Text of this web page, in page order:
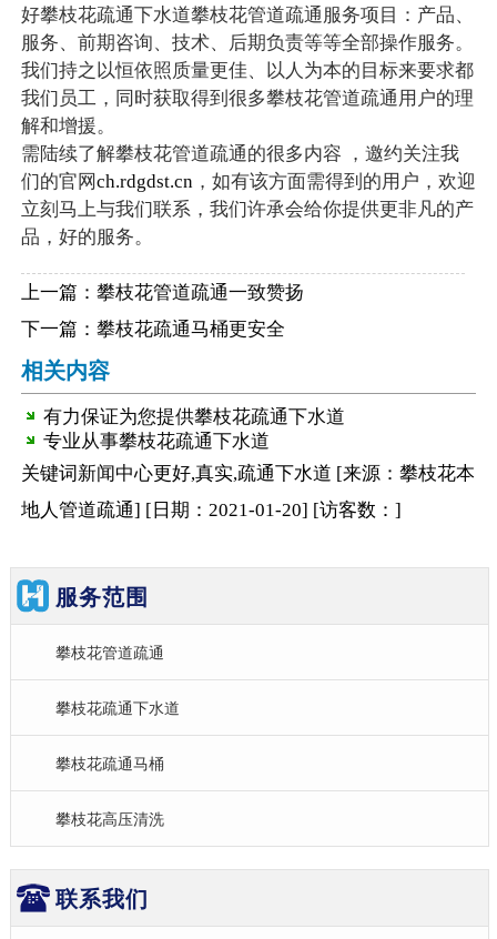
好攀枝花疏通下水道攀枝花管道疏通服务项目：产品、
服务、前期咨询、技术、后期负责等等全部操作服务。
我们持之以恒依照质量更佳、以人为本的目标来要求都
我们员工，同时获取得到很多攀枝花管道疏通用户的理
解和增援。
需陆续了解攀枝花管道疏通的很多内容 ，邀约关注我
们的官网ch.rdgdst.cn，如有该方面需得到的用户，欢迎
立刻马上与我们联系，我们许承会给你提供更非凡的产
品，好的服务。
上一篇： 攀枝花管道疏通一致赞扬
下一篇： 攀枝花疏通马桶更安全
相关内容
有力保证为您提供攀枝花疏通下水道
专业从事攀枝花疏通下水道
关键词 新闻中心更好,真实,疏通下水道 [来源：攀枝花本
地人管道疏通] [日期：2021-01-20] [访客数： ]
服务范围
攀枝花管道疏通
攀枝花疏通下水道
攀枝花疏通马桶
攀枝花高压清洗
联系我们